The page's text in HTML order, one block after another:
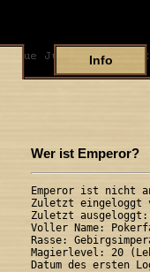
Info
Wer ist Emperor?
Emperor ist nicht
Zuletzt eingeloggt
Zuletzt ausgeloggt:
Voller Name:
Rasse:
Magierlevel: 20
Datum des ersten